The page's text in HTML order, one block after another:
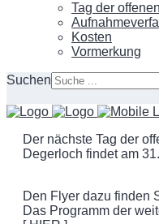
Tag der
Kosten
Vormerkung
Suchen
Der nächste Tag der
Degerloch findet am
Den Flyer dazu finden
Das Programm der